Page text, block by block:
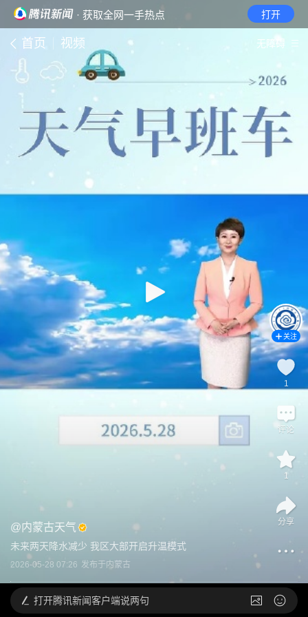
· 获取全网一手热点 打开
首页 视频 无障碍
@内蒙古天气
未来两天降水减少 我区大部开启升温模式
2026-05-28 07:26 发布于 内蒙古
关注
1
评论
1
分享
打开腾讯新闻客户端说两句